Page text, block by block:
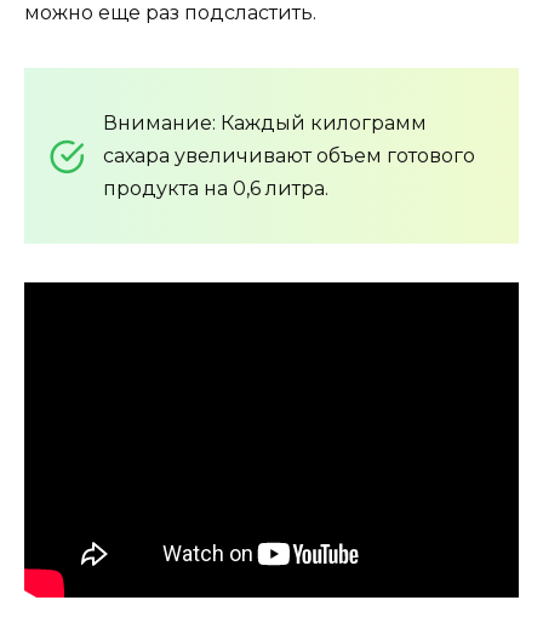
можно еще раз подсластить.
Внимание: Каждый килограмм
сахара увеличивают объем готового
продукта на 0,6 литра.